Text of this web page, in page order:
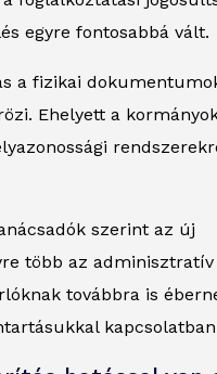
egyre fontosabbá vált.
a fizikai
Ehelyett a
szerint az új
több az adminisztratív
továbbra is